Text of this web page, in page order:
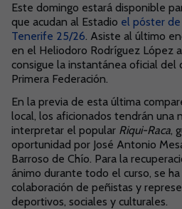
Este domingo estará disponible
que acudan al Estadio el póster
Tenerife 25/26. Asiste al último
en el Heliodoro Rodríguez López
consigue la instantánea oficial del
Primera Federación.
En la previa de esta última
local, los aficionados tendrán una
interpretar el popular Riqui-Raca,
oportunidad por José Antonio
Barroso de Chío. Para la
ánimo durante todo el curso, se
colaboración de peñistas y
deportivos, sociales y culturales.